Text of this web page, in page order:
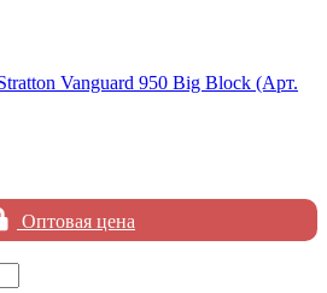
Vanguard 950 Big Block (Арт.
Оптовая цена